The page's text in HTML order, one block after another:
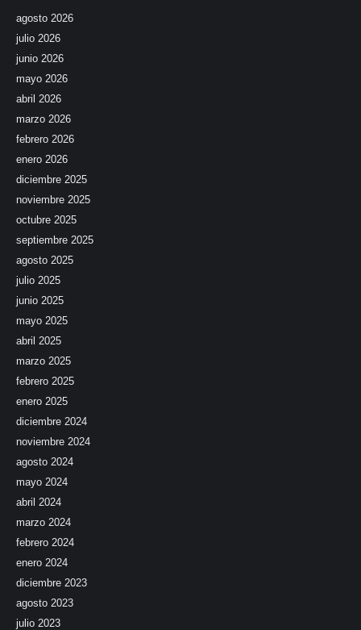
agosto 2026
julio 2026
junio 2026
mayo 2026
abril 2026
marzo 2026
febrero 2026
enero 2026
diciembre 2025
noviembre 2025
octubre 2025
septiembre 2025
agosto 2025
julio 2025
junio 2025
mayo 2025
abril 2025
marzo 2025
febrero 2025
enero 2025
diciembre 2024
noviembre 2024
agosto 2024
mayo 2024
abril 2024
marzo 2024
febrero 2024
enero 2024
diciembre 2023
agosto 2023
julio 2023